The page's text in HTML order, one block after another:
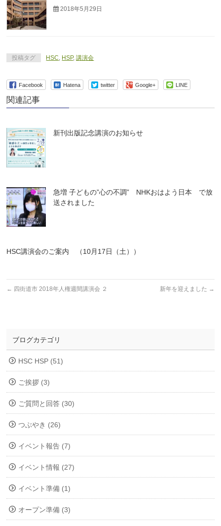
2018年5月29日
投稿タグ HSC HSP,講演会
Facebook Hatena twitter Google+ LINE
関連記事
新刊出版記念講演のお知らせ
急増 子どもの”心の不調” NHKおはよう日本 で放
送されました
HSC講演会のご案内 （10月17日（土））
← 四街道市 2018年人権週間講演会 ２ 新年を迎えました →
ブログカテゴリ
HSC HSP (51)
ご挨拶 (3)
ご質問と回答 (30)
つぶやき (26)
イベント報告 (7)
イベント情報 (27)
イベント準備 (1)
オープン準備 (3)